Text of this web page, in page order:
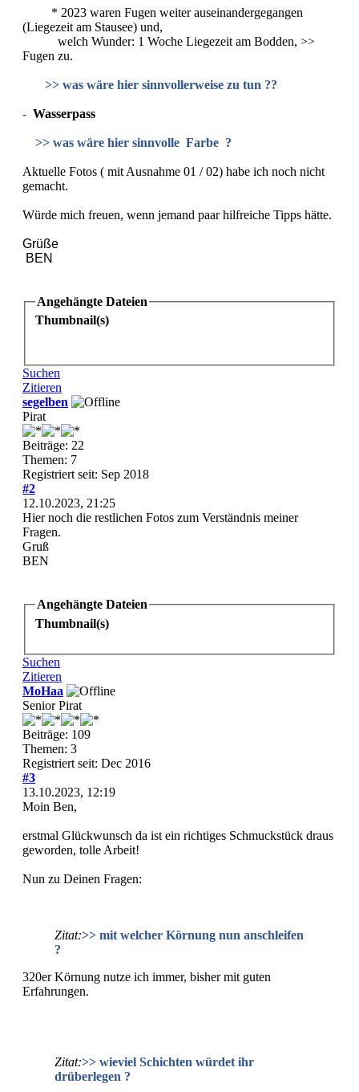
* 2023 waren Fugen weiter auseinandergegangen
(Liegezeit am Stausee) und,
welch Wunder: 1 Woche Liegezeit am Bodden, >>
Fugen zu.
>> was wäre hier sinnvollerweise zu tun ??
- Wasserpass
>> was wäre hier sinnvolle Farbe ?
Aktuelle Fotos ( mit Ausnahme 01 / 02) habe ich noch nicht
gemacht.
Würde mich freuen, wenn jemand paar hilfreiche Tipps hätte.
Grüße
BEN
Angehängte Dateien
Thumbnail(s)
Suchen
Zitieren
segelben
Pirat
Beiträge: 22
Themen: 7
Registriert seit: Sep 2018
#2
12.10.2023, 21:25
Hier noch die restlichen Fotos zum Verständnis meiner
Fragen.
Gruß
BEN
Angehängte Dateien
Thumbnail(s)
Suchen
Zitieren
MoHaa
Senior Pirat
Beiträge: 109
Themen: 3
Registriert seit: Dec 2016
#3
13.10.2023, 12:19
Moin Ben,
erstmal Glückwunsch da ist ein richtiges Schmuckstück draus
geworden, tolle Arbeit!
Nun zu Deinen Fragen:
Zitat:>> mit welcher Körnung nun anschleifen
?
320er Körnung nutze ich immer, bisher mit guten
Erfahrungen.
Zitat:>> wieviel Schichten würdet ihr
drüberlegen ?